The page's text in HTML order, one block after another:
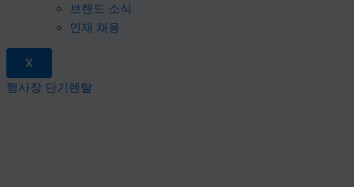
브랜드 소식
인재 채용
X
행사장 단기렌탈